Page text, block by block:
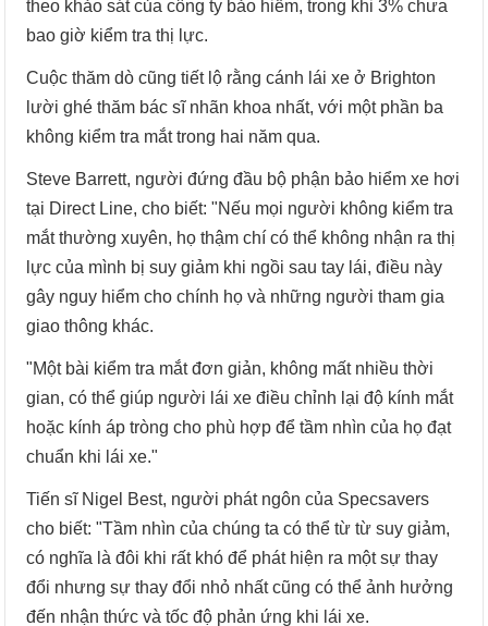
theo khảo sát của công ty bảo hiểm, trong khi 3% chưa
bao giờ kiểm tra thị lực.
Cuộc thăm dò cũng tiết lộ rằng cánh lái xe ở Brighton
lười ghé thăm bác sĩ nhãn khoa nhất, với một phần ba
không kiểm tra mắt trong hai năm qua.
Steve Barrett, người đứng đầu bộ phận bảo hiểm xe hơi
tại Direct Line, cho biết: "Nếu mọi người không kiểm tra
mắt thường xuyên, họ thậm chí có thể không nhận ra thị
lực của mình bị suy giảm khi ngồi sau tay lái, điều này
gây nguy hiểm cho chính họ và những người tham gia
giao thông khác.
"Một bài kiểm tra mắt đơn giản, không mất nhiều thời
gian, có thể giúp người lái xe điều chỉnh lại độ kính mắt
hoặc kính áp tròng cho phù hợp để tầm nhìn của họ đạt
chuẩn khi lái xe."
Tiến sĩ Nigel Best, người phát ngôn của Specsavers
cho biết: "Tầm nhìn của chúng ta có thể từ từ suy giảm,
có nghĩa là đôi khi rất khó để phát hiện ra một sự thay
đổi nhưng sự thay đổi nhỏ nhất cũng có thể ảnh hưởng
đến nhận thức và tốc độ phản ứng khi lái xe.